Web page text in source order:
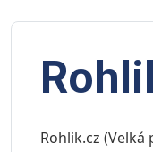
Rohlik.cz (Velká